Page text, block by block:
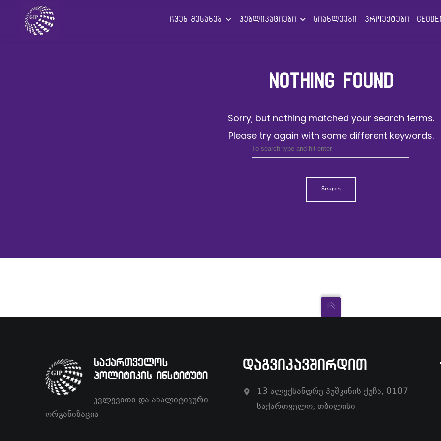
ჩვენ შესახებ პუბლიკაციები სიახლეები პროექტები
NOTHING FOUND
Sorry, but nothing matched your search terms.
Please try again with some different keywords.
Search
საქართველოს
პოლიტიკის ინსტიტუტი
კვლევითი და ანალიტიკური
ორგანიზაცია
ᲓᲐᲒᲕᲘᲙᲐᲕᲨᲘᲠᲓᲘᲗ
13 ალექსანდრე პუშკინის ქუჩა, 0107
საქართველო, თბილისი